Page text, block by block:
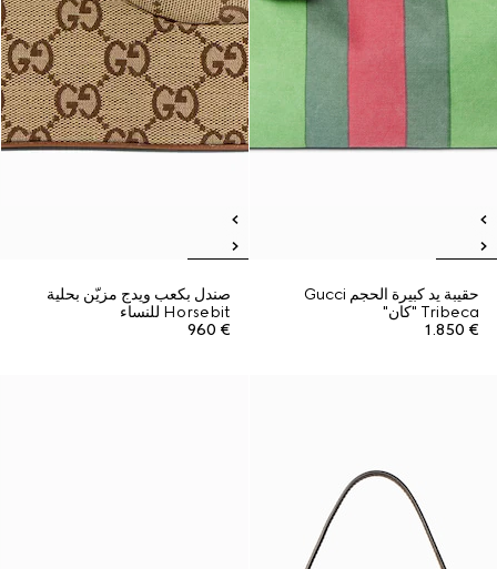
حقيبة يد كبيرة الحجم Gucci
Tribeca "كان"
€ 1.850
صندل بكعب ويدج مزيّن بحلية
Horsebit للنساء
€ 960